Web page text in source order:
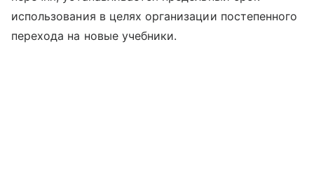
использования в целях организации постепенного
перехода на новые учебники.